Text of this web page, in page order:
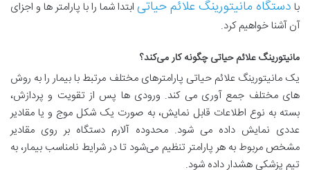
با دستگاه مانیتورینگ علائم حیاتی ابتدا شما را با پارامتر ها و اجزای
آن آشنا خواهیم کرد.
مانیتورینگ علائم حیاتی چگونه کار می‌کند؟
یک مانیتورینگ علائم حیاتی پارامترهای مختلف مرتبط با بیمار را به روش
های مختلف جمع آوری می کند. ورودی ها پس از تقویت و پردازش،
بسته به نوع اطلاعات قابل نمایش، به صورت یک شکل موج و یا مقادیر
عددی نمایش داده می شود. محدوده آلارم دستگاه بر روی مقادیر
مشخص مربوط به هر پارامتر تنظیم می‌شود تا در شرایط نامناسب بیمار، به
تیم پزشکی هشدار داده شود. ‏